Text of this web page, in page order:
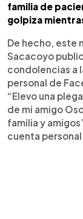
familia de
golpiza
De hecho, este
Sacacoyo
condolencias a
personal de
“Elevo una
de mi amigo
familia y
cuenta